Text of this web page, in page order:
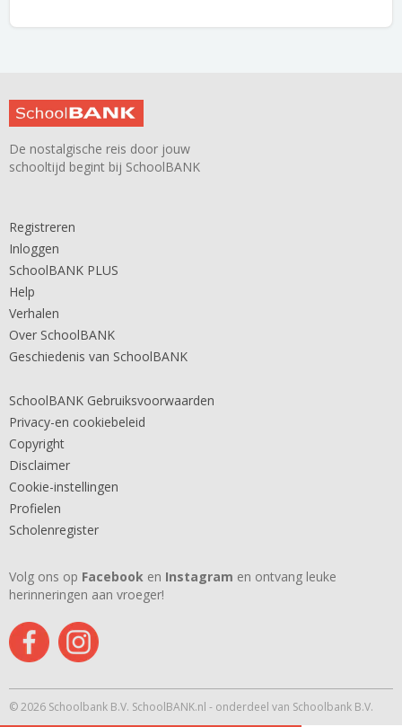
De nostalgische reis door jouw
schooltijd begint bij SchoolBANK
Registreren
Inloggen
SchoolBANK PLUS
Help
Verhalen
Over SchoolBANK
Geschiedenis van SchoolBANK
SchoolBANK Gebruiksvoorwaarden
Privacy-en cookiebeleid
Copyright
Disclaimer
Cookie-instellingen
Profielen
Scholenregister
Volg ons op Facebook en Instagram en ontvang leuke
herinneringen aan vroeger!
© 2026 Schoolbank B.V. SchoolBANK.nl - onderdeel van Schoolbank B.V.